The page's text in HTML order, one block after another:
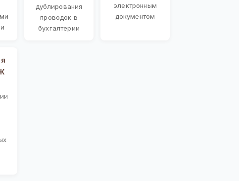
дублирования
проводок в
бухгалтерии
электронным
документом